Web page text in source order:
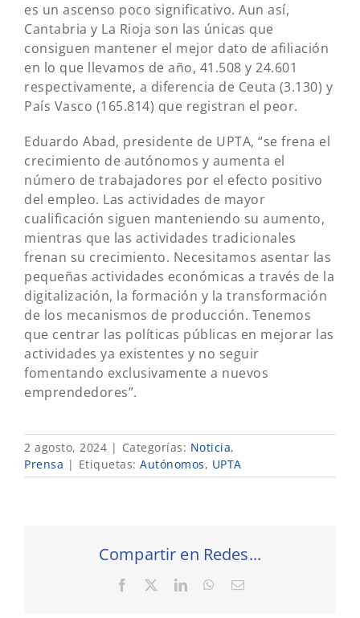
es un ascenso poco significativo. Aun así,
Cantabria y La Rioja son las únicas que
consiguen mantener el mejor dato de afiliación
en lo que llevamos de año, 41.508 y 24.601
respectivamente, a diferencia de Ceuta (3.130) y
País Vasco (165.814) que registran el peor.
Eduardo Abad, presidente de UPTA, “se frena el
crecimiento de autónomos y aumenta el
número de trabajadores por el efecto positivo
del empleo. Las actividades de mayor
cualificación siguen manteniendo su aumento,
mientras que las actividades tradicionales
frenan su crecimiento. Necesitamos asentar las
pequeñas actividades económicas a través de la
digitalización, la formación y la transformación
de los mecanismos de producción. Tenemos
que centrar las políticas públicas en mejorar las
actividades ya existentes y no seguir
fomentando exclusivamente a nuevos
emprendedores”.
2 agosto, 2024 | Categorías: Noticia,
Prensa | Etiquetas: Autónomos, UPTA
Compartir en Redes...
Facebook LinkedInWhatsApp
Correo